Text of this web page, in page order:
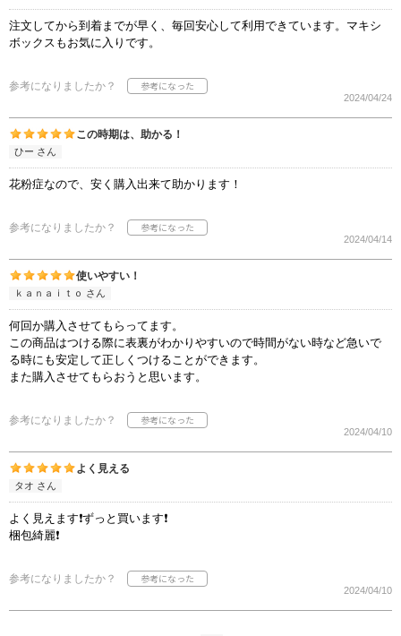
注文してから到着までが早く、毎回安心して利用できています。マキシ
ボックスもお気に入りです。
参考になりましたか？
2024/04/24
この時期は、助かる！
ひー さん
花粉症なので、安く購入出来て助かります！
参考になりましたか？
2024/04/14
使いやすい！
ｋａｎａｉｔｏ さん
何回か購入させてもらってます。
この商品はつける際に表裏がわかりやすいので時間がない時など急いで
る時にも安定して正しくつけることができます。
また購入させてもらおうと思います。
参考になりましたか？
2024/04/10
よく見える
タオ さん
よく見えます❗️ずっと買います❗️
梱包綺麗❗️
参考になりましたか？
2024/04/10